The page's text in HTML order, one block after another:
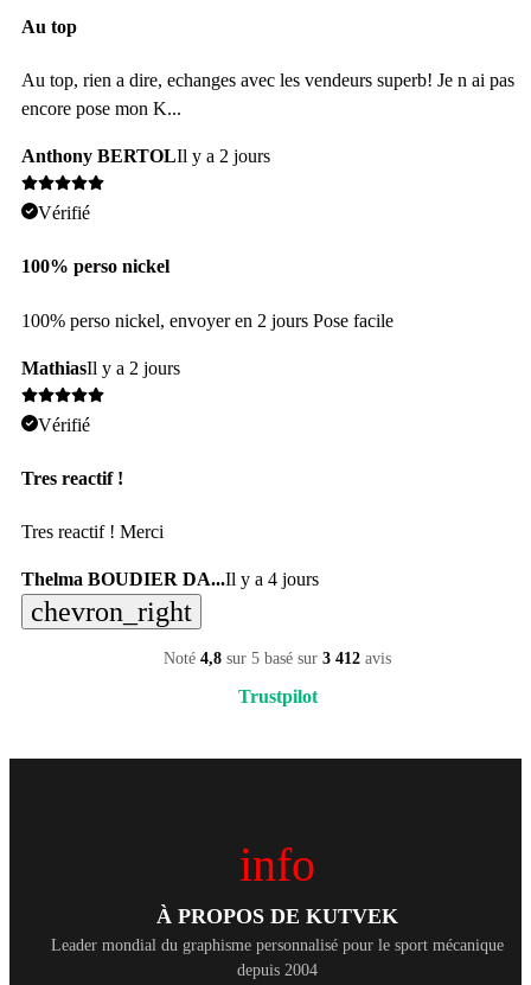
Au top
Au top, rien a dire, echanges avec les vendeurs superb! Je n ai pas
encore pose mon K...
Anthony BERTOLIl y a 2 jours
Vérifié
100% perso nickel
100% perso nickel, envoyer en 2 jours Pose facile
MathiasIl y a 2 jours
Vérifié
Tres reactif !
Tres reactif ! Merci
Thelma BOUDIER DA...Il y a 4 jours
chevron_right
Noté 4,8 sur 5 basé sur 3 412 avis
Trustpilot
info
À PROPOS DE KUTVEK
Leader mondial du graphisme personnalisé pour le sport mécanique
depuis 2004